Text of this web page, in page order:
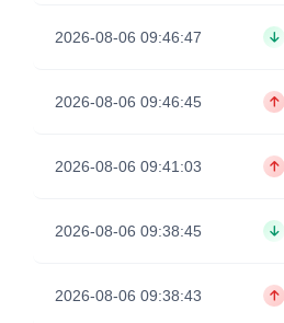
2026-08-06 09:46:47
2026-08-06 09:46:45
2026-08-06 09:41:03
2026-08-06 09:38:45
2026-08-06 09:38:43